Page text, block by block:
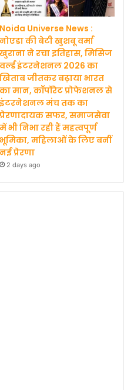
Noida Universe News :
नोएडा की बेटी खुशबू वर्मा
खुराना ने रचा इतिहास, मिसिज
वर्ल्ड इंटरनेशनल 2026 का
खिताब जीतकर बढ़ाया भारत
का मान, कॉर्पोरेट प्रोफेशनल से
इंटरनेशनल मंच तक का
प्रेरणादायक सफर, समाजसेवा
में भी निभा रही हैं महत्वपूर्ण
भूमिका, महिलाओं के लिए बनीं
नई प्रेरणा
2 days ago